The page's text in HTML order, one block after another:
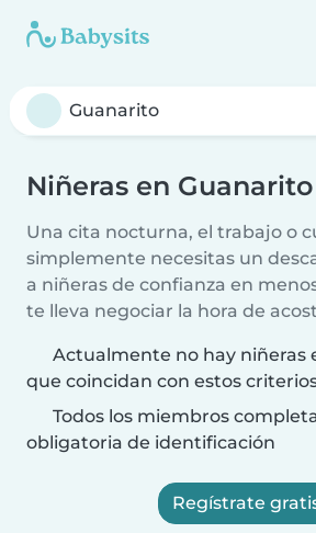
Niñeras en Guanarito
Una cita nocturna, el trabajo o
simplemente necesitas un
a niñeras de confianza en
te lleva negociar la hora de
Actualmente no hay niñeras
que coincidan con estos
Todos los miembros
obligatoria de identificación
Regístrate